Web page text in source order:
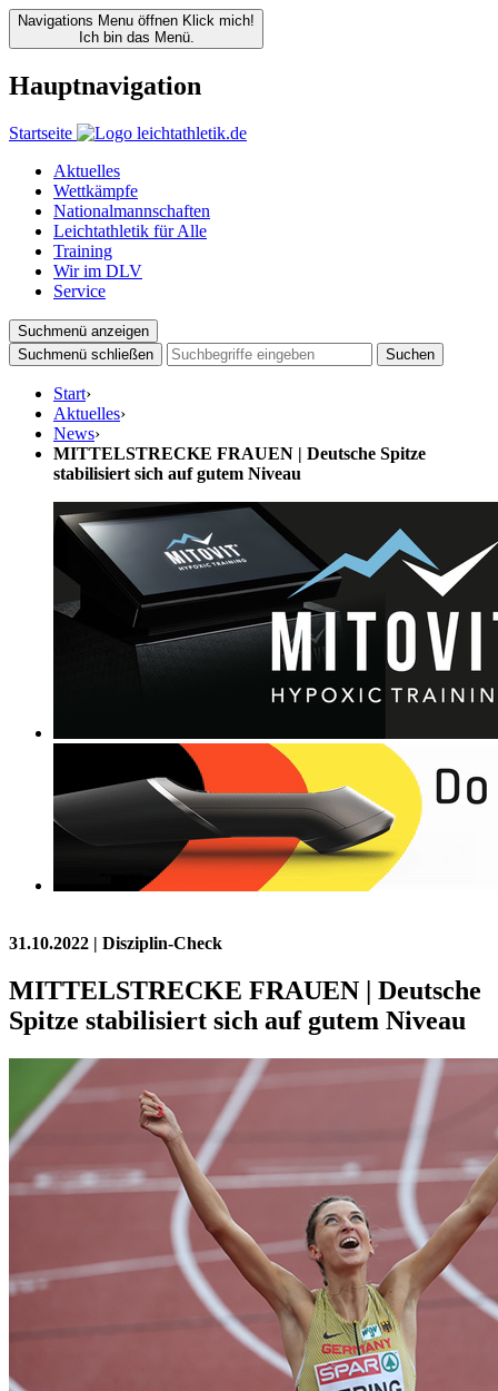
Navigations Menu öffnen Klick mich!
Ich bin das Menü.
Hauptnavigation
Startseite
Aktuelles
Wettkämpfe
Nationalmannschaften
Leichtathletik für Alle
Training
Wir im DLV
Service
Suchmenü anzeigen
Suchmenü schließen
Suchen
Start›
Aktuelles›
News›
MITTELSTRECKE FRAUEN | Deutsche Spitze
stabilisiert sich auf gutem Niveau
31.10.2022 | Disziplin-Check
MITTELSTRECKE FRAUEN | Deutsche
Spitze stabilisiert sich auf gutem Niveau